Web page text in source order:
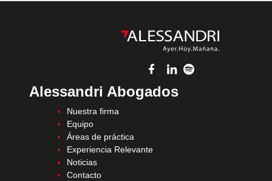
Alessandri Abogados
Nuestra firma
Equipo
Áreas de práctica
Experiencia Relevante
Noticias
Contacto